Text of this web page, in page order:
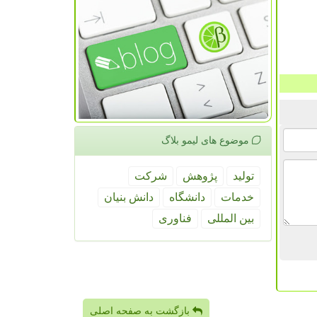
موضوع های لیمو بلاگ
تولید پژوهش
شركت
خدمات
دانشگاه
دانش بنیان
بین المللی
فناوری
بازگشت به صفحه اصلی